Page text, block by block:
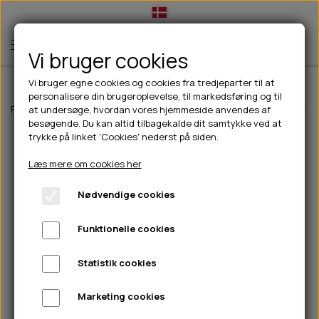
TIL HUND
💧FODER- VANDSKÅLE
CHICOPEE
GODBIDSTASKE
HALSBÅND
🦴 GODBIDDER & SNACKS
🍖 SMAGSVARIANTER
🎾 LEGETØJ
TÆNDER, ØRE, ØJE, POTER & NÆSE
🐾 UDSTYR & KOMFORT
TIL HUNDEEJER
DRIKKEFLASKER/TERMOFLASKER
HUER OG VANTER
PINEWOOD SALES
TIL KAT
TILBUD
NYHEDER
ABONNEMENT
Forside Outdoor Pinewood tøj Herre Pinewood Dog Sports
Vi bruger cookies
Vi bruger egne cookies og cookies fra tredjeparter til at
personalisere din brugeroplevelse, til markedsføring og til
at undersøge, hvordan vores hjemmeside anvendes af
besøgende. Du kan altid tilbagekalde dit samtykke ved at
trykke på linket 'Cookies' nederst på siden.
Læs mere om cookies her
Nødvendige cookies
Funktionelle cookies
Statistik cookies
Marketing cookies